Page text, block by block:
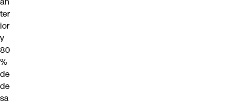
ter
ior
y
80
%
de
de
sa